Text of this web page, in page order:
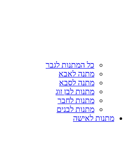
כל המתנות לגבר
מתנה לאבא
מתנה לסבא
מתנות לבן זוג
מתנות לחבר
מתנות לבנים
מתנות לאישה